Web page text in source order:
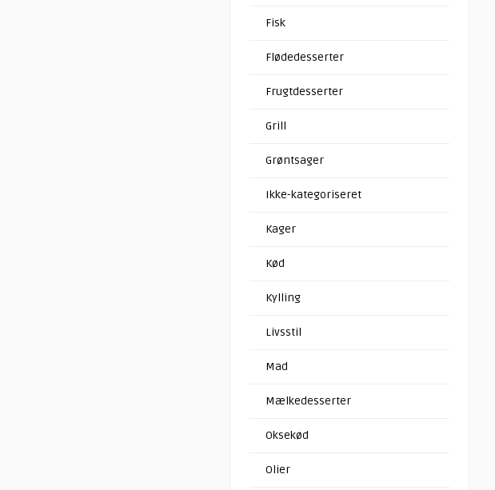
Fisk
Flødedesserter
Frugtdesserter
Grill
Grøntsager
Ikke-kategoriseret
Kager
Kød
Kylling
Livsstil
Mad
Mælkedesserter
Oksekød
Olier